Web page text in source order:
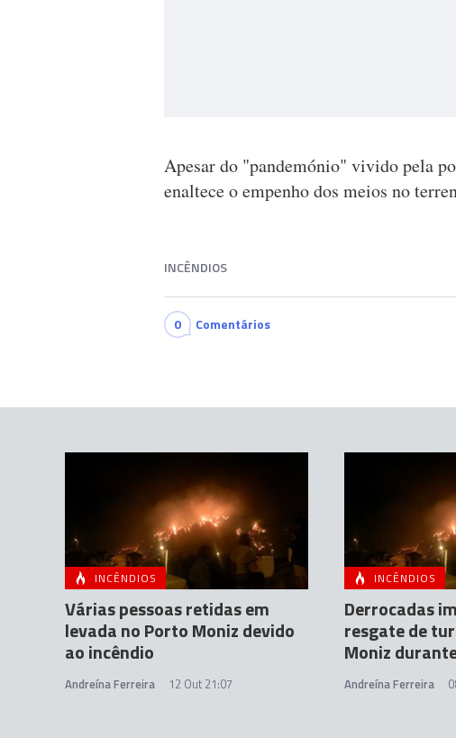
Apesar do "pandemónio" vivido pela
enaltece o empenho dos meios no
INCÊNDIOS
0 Comentários
INCÊNDIOS
Várias pessoas retidas em
levada no Porto Moniz devido
ao incêndio
Andreína Ferreira 12 Out 21:07
INCÊNDIOS
Derrocadas
resgate de
Moniz
Andreína Ferreira